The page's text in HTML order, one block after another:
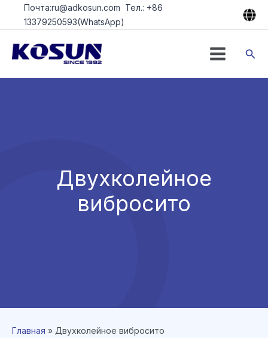
ПерейтиПочта:ru@adkosun.com Тел.: +86
13379250593(WhatsApp)
Двухколейное
вибросито
Главная » Двухколейное вибросито